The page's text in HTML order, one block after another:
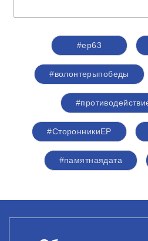
#ер63
#волонтерыпобеды
#СторонникиЕР
#памятнаядата